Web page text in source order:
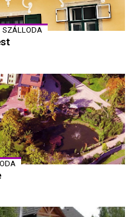
SZÁLLODA